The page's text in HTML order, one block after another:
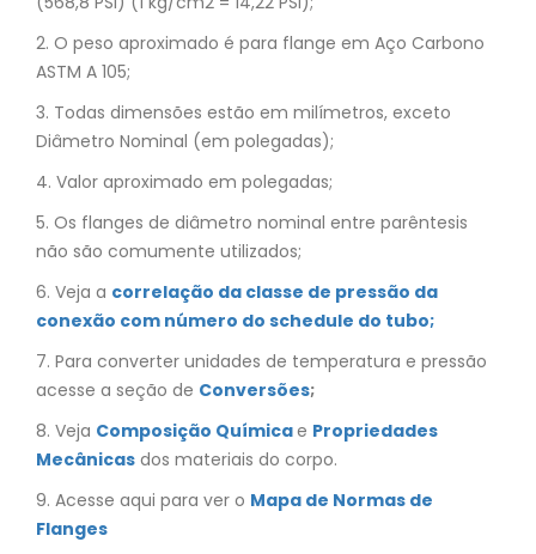
2. O peso aproximado é para flange em Aço Carbono
ASTM A 105;
3. Todas dimensões estão em milímetros, exceto
Diâmetro Nominal (em polegadas);
4. Valor aproximado em polegadas;
5. Os flanges de diâmetro nominal entre parêntesis
não são comumente utilizados;
6. Veja a correlação da classe de pressão da
conexão com número do schedule do tubo;
7. Para converter unidades de temperatura e pressão
acesse a seção de Conversões;
8. Veja Composição Químicae Propriedades
Mecânicas dos materiais do corpo.
9. Acesse aqui para ver o Mapa de Normas de
Flanges